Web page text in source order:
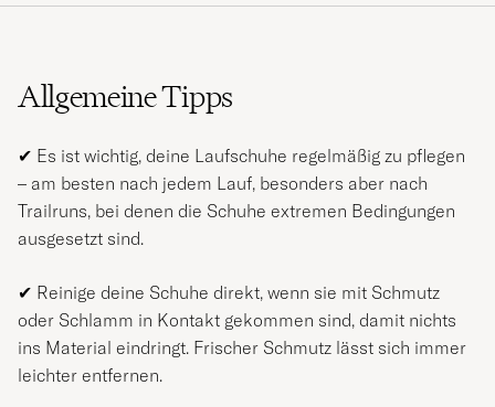
Allgemeine Tipps
✔ Es ist wichtig, deine Laufschuhe regelmäßig zu pflegen
– am besten nach jedem Lauf, besonders aber nach
Trailruns, bei denen die Schuhe extremen Bedingungen
ausgesetzt sind.
✔ Reinige deine Schuhe direkt, wenn sie mit Schmutz
oder Schlamm in Kontakt gekommen sind, damit nichts
ins Material eindringt. Frischer Schmutz lässt sich immer
leichter entfernen.